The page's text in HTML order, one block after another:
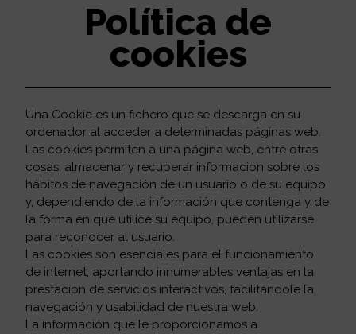
Política de
cookies
Una Cookie es un fichero que se descarga en su
ordenador al acceder a determinadas páginas web.
Las cookies permiten a una página web, entre otras
cosas, almacenar y recuperar información sobre los
hábitos de navegación de un usuario o de su equipo
y, dependiendo de la información que contenga y de
la forma en que utilice su equipo, pueden utilizarse
para reconocer al usuario.
Las cookies son esenciales para el funcionamiento
de internet, aportando innumerables ventajas en la
prestación de servicios interactivos, facilitándole la
navegación y usabilidad de nuestra web.
La información que le proporcionamos a